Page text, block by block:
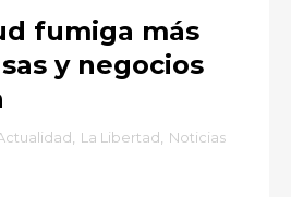
fumiga más
y negocios
La Libertad
Noticias